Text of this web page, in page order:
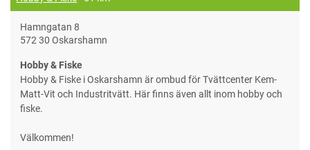
Hamngatan 8
572 30 Oskarshamn
Hobby & Fiske
Hobby & Fiske i Oskarshamn är ombud för Tvättcenter Kem-
Matt-Vit och Industritvätt. Här finns även allt inom hobby och
fiske.
Välkommen!